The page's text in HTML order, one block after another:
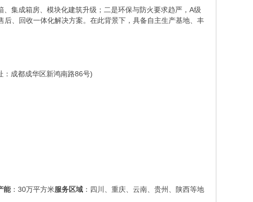
集成箱房、模块化建筑升级；二是环保与防火要求趋严，A级
、回收一体化解决方案。在此背景下，具备自主生产基地、丰
成都成华区新鸿南路86号)
能：30万平方米服务区域 ：四川、重庆、云南、贵州、陕西等地